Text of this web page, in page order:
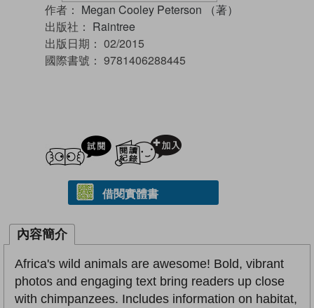
作者： Megan Cooley Peterson （著）
出版社： Raintree
出版日期： 02/2015
國際書號： 9781406288445
試閲
借閱實體書
內容簡介
Africa's wild animals are awesome! Bold, vibrant
photos and engaging text bring readers up close
with chimpanzees. Includes information on habitat,